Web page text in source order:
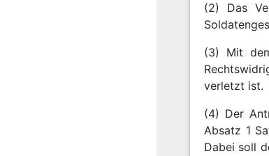
(2) Das
(3) Mit
verletzt ist.
(4) Der
Absatz 1
Dabei soll